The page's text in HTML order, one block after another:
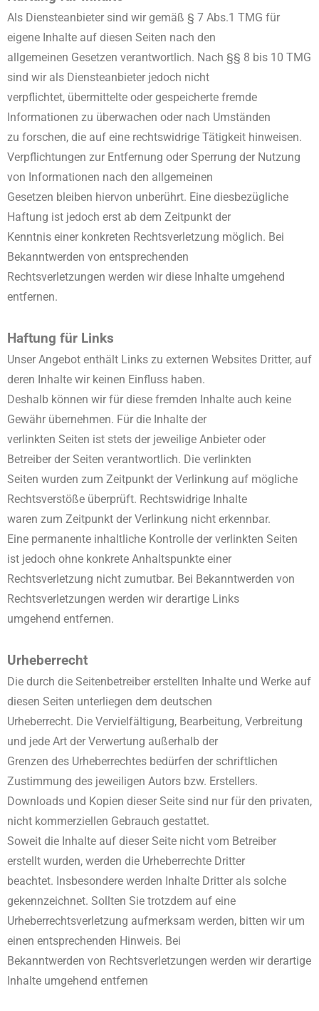
Als Diensteanbieter sind wir gemäß § 7 Abs.1 TMG für
eigene Inhalte auf diesen Seiten nach den
allgemeinen Gesetzen verantwortlich. Nach §§ 8 bis 10 TMG
sind wir als Diensteanbieter jedoch nicht
verpflichtet, übermittelte oder gespeicherte fremde
Informationen zu überwachen oder nach Umständen
zu forschen, die auf eine rechtswidrige Tätigkeit hinweisen.
Verpflichtungen zur Entfernung oder Sperrung der Nutzung
von Informationen nach den allgemeinen
Gesetzen bleiben hiervon unberührt. Eine diesbezügliche
Haftung ist jedoch erst ab dem Zeitpunkt der
Kenntnis einer konkreten Rechtsverletzung möglich. Bei
Bekanntwerden von entsprechenden
Rechtsverletzungen werden wir diese Inhalte umgehend
entfernen.
Haftung für Links
Unser Angebot enthält Links zu externen Websites Dritter, auf
deren Inhalte wir keinen Einfluss haben.
Deshalb können wir für diese fremden Inhalte auch keine
Gewähr übernehmen. Für die Inhalte der
verlinkten Seiten ist stets der jeweilige Anbieter oder
Betreiber der Seiten verantwortlich. Die verlinkten
Seiten wurden zum Zeitpunkt der Verlinkung auf mögliche
Rechtsverstöße überprüft. Rechtswidrige Inhalte
waren zum Zeitpunkt der Verlinkung nicht erkennbar.
Eine permanente inhaltliche Kontrolle der verlinkten Seiten
ist jedoch ohne konkrete Anhaltspunkte einer
Rechtsverletzung nicht zumutbar. Bei Bekanntwerden von
Rechtsverletzungen werden wir derartige Links
umgehend entfernen.
Urheberrecht
Die durch die Seitenbetreiber erstellten Inhalte und Werke auf
diesen Seiten unterliegen dem deutschen
Urheberrecht. Die Vervielfältigung, Bearbeitung, Verbreitung
und jede Art der Verwertung außerhalb der
Grenzen des Urheberrechtes bedürfen der schriftlichen
Zustimmung des jeweiligen Autors bzw. Erstellers.
Downloads und Kopien dieser Seite sind nur für den privaten,
nicht kommerziellen Gebrauch gestattet.
Soweit die Inhalte auf dieser Seite nicht vom Betreiber
erstellt wurden, werden die Urheberrechte Dritter
beachtet. Insbesondere werden Inhalte Dritter als solche
gekennzeichnet. Sollten Sie trotzdem auf eine
Urheberrechtsverletzung aufmerksam werden, bitten wir um
einen entsprechenden Hinweis. Bei
Bekanntwerden von Rechtsverletzungen werden wir derartige
Inhalte umgehend entfernen